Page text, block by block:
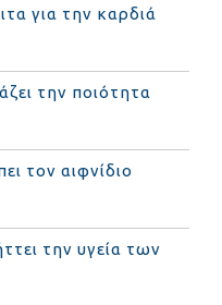
για την καρδιά
την ποιότητα
τον αιφνίδιο
την υγεία των